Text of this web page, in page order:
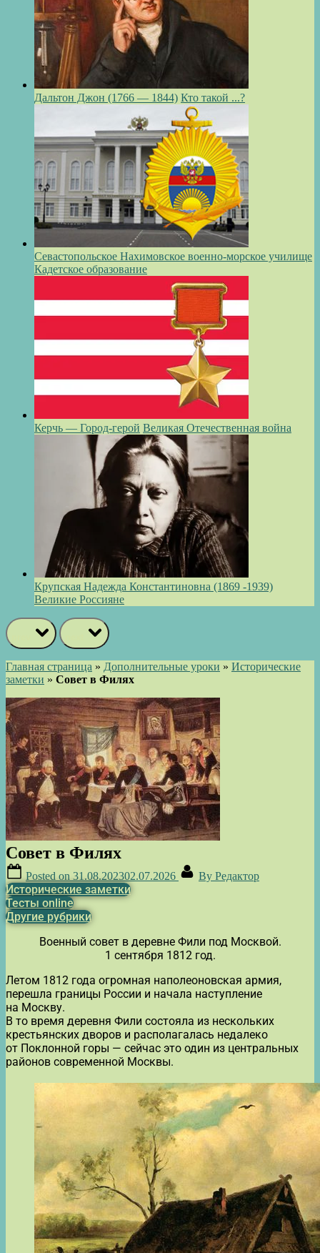
Дальтон Джон (1766 — 1844) Кто такой ...?
Севастопольское Нахимовское военно-морское училище
Кадетское образование
Керчь — Город-герой Великая Отечественная война
Крупская Надежда Константиновна (1869 -1939)
Великие Россияне
Главная страница » Дополнительные уроки » Исторические
заметки » Совет в Филях
Совет в Филях
Posted on 31.08.202302.07.2026 By Редактор
Исторические заметки
Тесты online
Другие рубрики
Военный совет в деревне Фили под Москвой.
1 сентября 1812 год.
Летом 1812 года огромная наполеоновская армия,
перешла границы России и начала наступление
на Москву.
В то время деревня Фили состояла из нескольких
крестьянских дворов и располагалась недалеко
от Поклонной горы — сейчас это один из центральных
районов современной Москвы.